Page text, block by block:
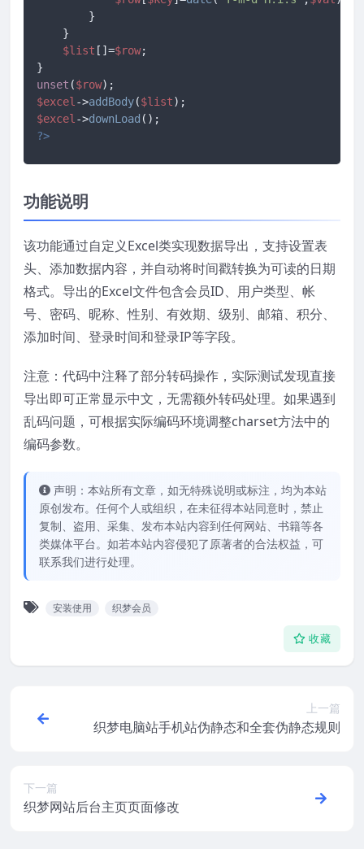
        }
    }
$list []=$row;
unset ($row
$excel ->addBody($list
$excel ->downLoad
?>
功能说明
该功能通过自定义Excel类实现数据导出，支持设置表
头、添加数据内容，并自动将时间戳转换为可读的日期
格式。导出的Excel文件包含会员ID、用户类型、帐
号、密码、昵称、性别、有效期、级别、邮箱、积分、
添加时间、登录时间和登录IP等字段。
注意：代码中注释了部分转码操作，实际测试发现直接
导出即可正常显示中文，无需额外转码处理。如果遇到
乱码问题，可根据实际编码环境调整charset方法中的
编码参数。
声明：本站所有文章，如无特殊说明或标注，均为本站
原创发布。任何个人或组织，在未征得本站同意时，禁止
复制、盗用、采集、发布本站内容到任何网站、书籍等各
类媒体平台。如若本站内容侵犯了原著者的合法权益，可
联系我们进行处理。
安装使用 织梦会员
收藏
上一篇
织梦电脑站手机站伪静态和全套伪静态规则
下一篇
织梦网站后台主页页面修改